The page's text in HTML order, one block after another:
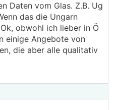
Daten vom Glas. Z.B. Ug
das die Ungarn
obwohl ich lieber in Ö
einige Angebote von
die aber alle qualitativ